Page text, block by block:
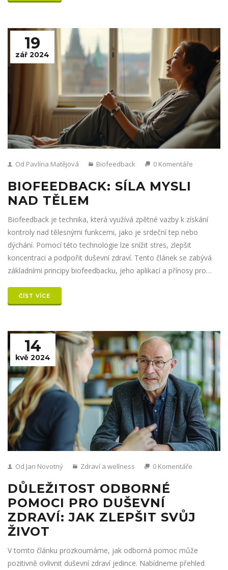
19
zář 2024
Od Pavlína Matějová Biofeedback 0 Komentáře
BIOFEEDBACK: SÍLA MYSLI
NAD TĚLEM
Biofeedback je technika, která využívá zpětné vazby k získání
kontroly nad tělesnými funkcemi, jako je srdeční tep nebo
dýchání. Pomocí této technologie lze snížit stres, zlepšit
koncentraci a podpořit duševní zdraví. Tento článek se zabývá
základními principy biofeedbacku, jeho aplikací a přínosy pro
ČÍST VÍCE
14
kvě 2024
Od Jan Novotný Zdraví a wellness 0 Komentáře
DŮLEŽITOST ODBORNÉ
POMOCI PRO DUŠEVNÍ
ZDRAVÍ: JAK ZLEPŠIT SVŮJ
ŽIVOT
V tomto článku prozkoumáme, jak odborná pomoc může
pozitivně ovlivnit duševní zdraví jedince. Nabídneme přehled